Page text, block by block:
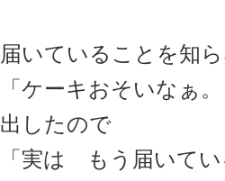
届いていることを知
「ケーキおそいなぁ
出したので
「実は もう届いて